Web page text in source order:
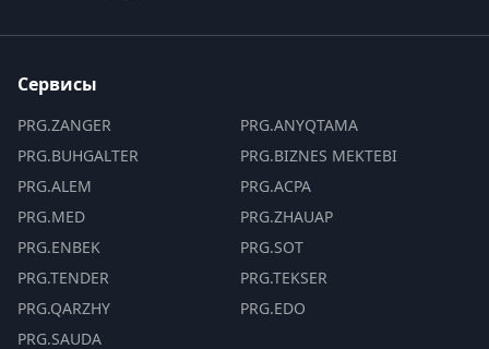
Сервисы
PRG.ZANGER
PRG.BUHGALTER
PRG.ALEM
PRG.MED
PRG.ENBEK
PRG.TENDER
PRG.QARZHY
PRG.SAUDA
PRG.ANYQTAMA
PRG.BIZNES MEKTEBI
PRG.ACPA
PRG.ZHAUAP
PRG.SOT
PRG.TEKSER
PRG.EDO